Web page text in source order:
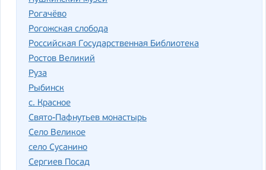
Рогачёво
Рогожская слобода
Российская Государственная Библиотека
Ростов Великий
Руза
Рыбинск
с. Красное
Свято-Пафнутьев монастырь
Село Великое
село Сусанино
Сергиев Посад